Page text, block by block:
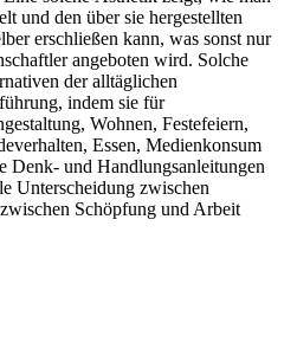
und den über sie hergestellten
erschließen kann, was sonst nur
angeboten wird. Solche
der alltäglichen
indem sie für
Wohnen, Festefeiern,
Essen, Medienkonsum
Denk- und Handlungsanleitungen
Unterscheidung zwischen
Schöpfung und Arbeit